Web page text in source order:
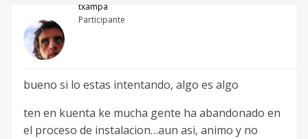
txampa
Participante
bueno si lo estas intentando, algo es algo
ten en kuenta ke mucha gente ha abandonado en
el proceso de instalacion…aun asi, animo y no